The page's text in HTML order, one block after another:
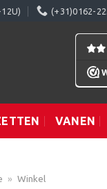
(+31)0162-
VANEN
» Winkel